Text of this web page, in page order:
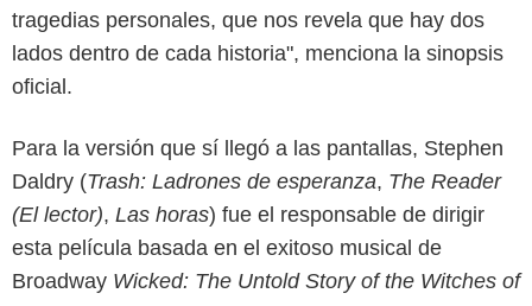
tragedias personales, que nos revela que hay dos
lados dentro de cada historia", menciona la sinopsis
oficial.
Para la versión que sí llegó a las pantallas, Stephen
Daldry (Trash: Ladrones de esperanza, The Reader
(El lector), Las horas) fue el responsable de dirigir
esta película basada en el exitoso musical de
Broadway Wicked: The Untold Story of the Witches of